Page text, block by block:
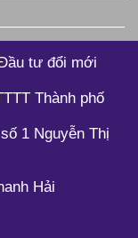
tư đổi mới
Thành phố
1 Nguyễn Thị
Hải